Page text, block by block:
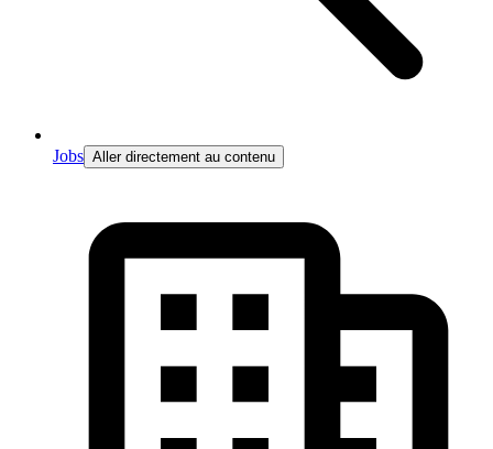
Jobs Aller directement au contenu